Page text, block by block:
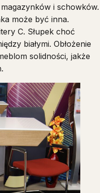
i schowków.
może być inna.
C. Słupek choć
białymi. Obłożenie
solidności, jakże